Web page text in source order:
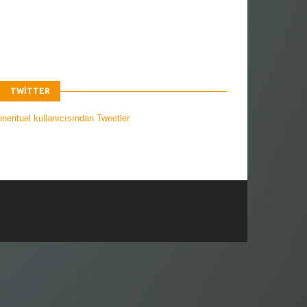
TWITTER
kullanıcısından Tweetler